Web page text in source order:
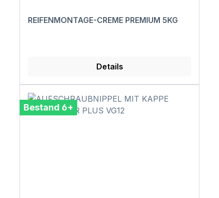
REIFENMONTAGE-CREME PREMIUM 5KG
Details
Bestand 6+